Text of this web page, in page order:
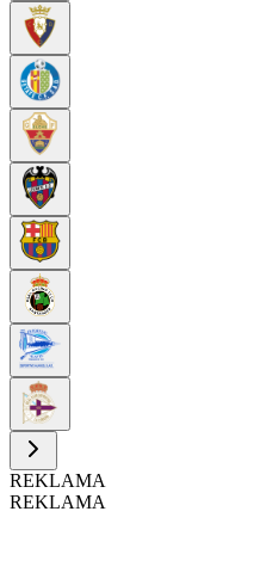
REKLAMA
REKLAMA